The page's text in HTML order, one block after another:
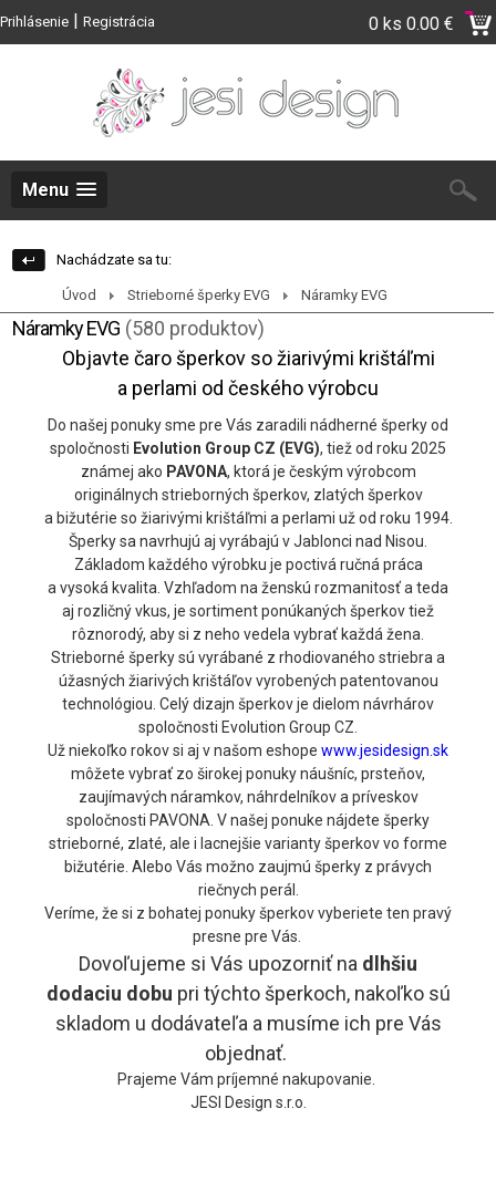
Prihlásenie | Registrácia 0 ks 0.00 €
Menu
Nachádzate sa tu:
Úvod Strieborné šperky EVG Náramky EVG
Náramky EVG (580 produktov)
Objavte čaro šperkov so žiarivými krištáľmi
a perlami od českého výrobcu
Do našej ponuky sme pre Vás zaradili nádherné šperky od
spoločnosti Evolution Group CZ (EVG), tiež od roku 2025
známej ako PAVONA, ktorá je českým výrobcom
originálnych strieborných šperkov, zlatých šperkov
a bižutérie so žiarivými krištáľmi a perlami už od roku 1994.
Šperky sa navrhujú aj vyrábajú v Jablonci nad Nisou.
Základom každého výrobku je poctivá ručná práca
a vysoká kvalita. Vzhľadom na ženskú rozmanitosť a teda
aj rozličný vkus, je sortiment ponúkaných šperkov tiež
rôznorodý, aby si z neho vedela vybrať každá žena.
Strieborné šperky sú vyrábané z rhodiovaného striebra a
úžasných žiarivých krištáľov vyrobených patentovanou
technológiou. Celý dizajn šperkov je dielom návrhárov
spoločnosti Evolution Group CZ.
Už niekoľko rokov si aj v našom eshope www.jesidesign.sk
môžete vybrať zo širokej ponuky náušníc, prsteňov,
zaujímavých náramkov, náhrdelníkov a príveskov
spoločnosti PAVONA. V našej ponuke nájdete šperky
strieborné, zlaté, ale i lacnejšie varianty šperkov vo forme
bižutérie. Alebo Vás možno zaujmú šperky z právych
riečnych perál.
Veríme, že si z bohatej ponuky šperkov vyberiete ten pravý
presne pre Vás.
Dovoľujeme si Vás upozorniť na dlhšiu
dodaciu dobu pri týchto šperkoch, nakoľko sú
skladom u dodávateľa a musíme ich pre Vás
objednať.
Prajeme Vám príjemné nakupovanie.
JESI Design s.r.o.